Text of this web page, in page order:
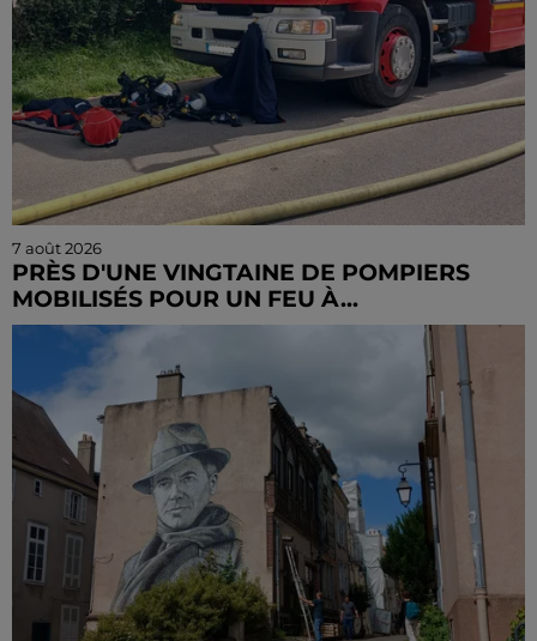
7 août 2026
PRÈS D'UNE VINGTAINE DE POMPIERS
MOBILISÉS POUR UN FEU À...
Un stock de caisses en bois a pris feu et s'est propagé
à des herbes sèches.